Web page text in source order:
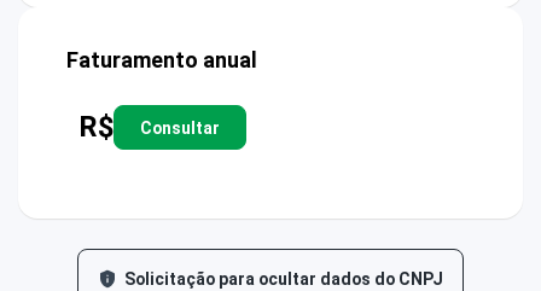
Faturamento anual
R$ Consultar
Solicitação para ocultar dados do CNPJ